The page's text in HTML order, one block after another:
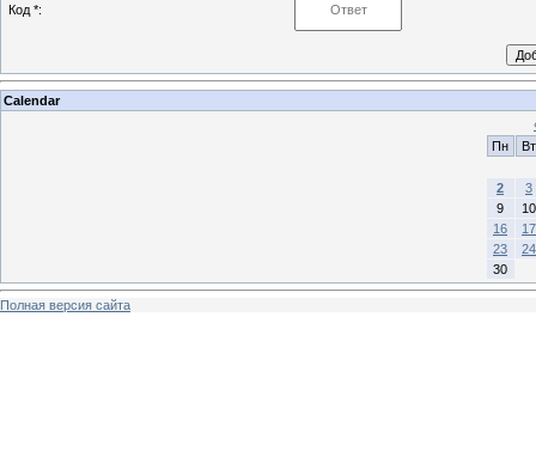
Код *:
Calendar
Пн
Вт
2
3
9
10
16
17
23
24
30
Полная версия сайта